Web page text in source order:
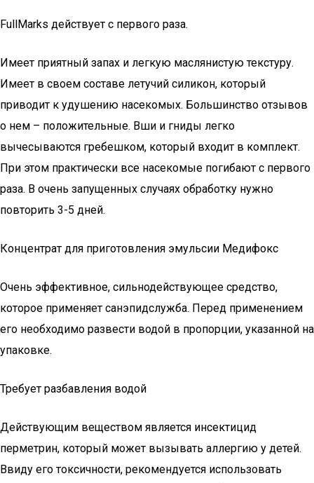
FullMarks действует с первого раза.
Имеет приятный запах и легкую маслянистую текстуру.
Имеет в своем составе летучий силикон, который
приводит к удушению насекомых. Большинство отзывов
о нем – положительные. Вши и гниды легко
вычесываются гребешком, который входит в комплект.
При этом практически все насекомые погибают с первого
раза. В очень запущенных случаях обработку нужно
повторить 3-5 дней.
Концентрат для приготовления эмульсии Медифокс
Очень эффективное, сильнодействующее средство,
которое применяет санэпидслужба. Перед применением
его необходимо развести водой в пропорции, указанной на
упаковке.
Требует разбавления водой
Действующим веществом является инсектицид
перметрин, который может вызывать аллергию у детей.
Ввиду его токсичности, рекомендуется использовать